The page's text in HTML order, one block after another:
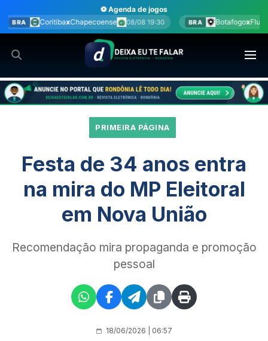
para
o
conteúdo
⚽ Agenda de jogos
08/08 19:30 BRA BotafogoxFluminense 08/08 20:00
PRIMEIRA PÁGINA
Festa de 34 anos entra
na mira do MP Eleitoral
em Nova União
Recomendação mira propaganda e promoção
pessoal
18/06/2026 | 06:57